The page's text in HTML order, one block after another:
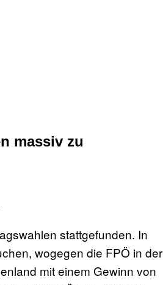
massiv zu
stattgefunden. In
wogegen die FPÖ in der
mit einem Gewinn von